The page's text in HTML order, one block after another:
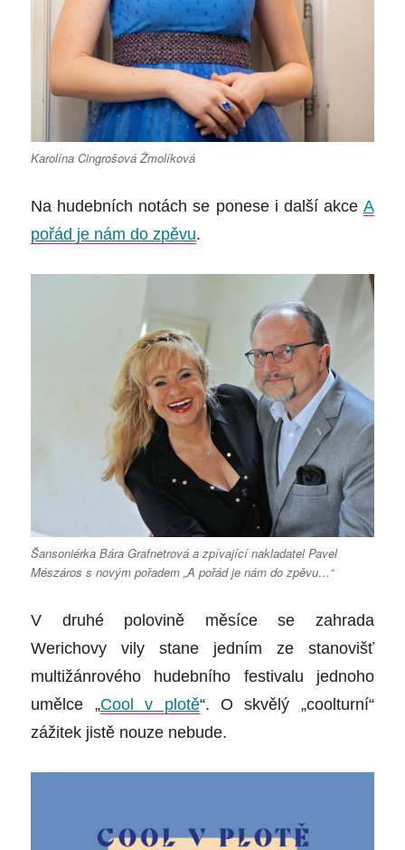
Karolína Cingrošová Žmolíková
Na hudebních notách se ponese i další akce A
pořád je nám do zpěvu.
Šansoniérka Bára Grafnetrová a zpívající nakladatel Pavel
Mészáros s novým pořadem „A pořád je nám do zpěvu…“
V druhé polovině měsíce se zahrada
Werichovy vily stane jedním ze stanovišť
multižánrového hudebního festivalu jednoho
umělce
„Cool v plotě“. O skvělý „coolturní“
zážitek jistě nouze nebude.